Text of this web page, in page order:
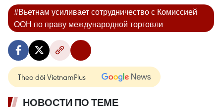
#Вьетнам усиливает сотрудничество с Комиссией
ООН по праву международной торговли
Theo dõi VietnamPlus
НОВОСТИ ПО ТЕМЕ